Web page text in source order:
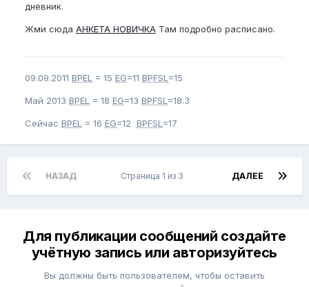
дневник.
Жми сюда АНКЕТА НОВИЧКА Там подробно расписано.
09.09.2011 BPEL = 15 EG=11 BPFSL =15
Май 2013 BPEL = 18 EG=13 BPFSL =18.3
Сейчас BPEL = 16 EG=12 BPFSL =17
НАЗАД ДАЛЕЕ
Страница 1 из 3
Для публикации сообщений создайте
учётную запись или авторизуйтесь
Вы должны быть пользователем, чтобы оставить